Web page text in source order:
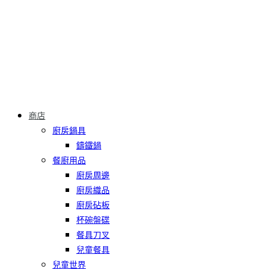
商店
廚房鍋具
鑄鐵鍋
餐廚用品
廚房周邊
廚房織品
廚房砧板
杯碗盤碟
餐具刀叉
兒童餐具
兒童世界